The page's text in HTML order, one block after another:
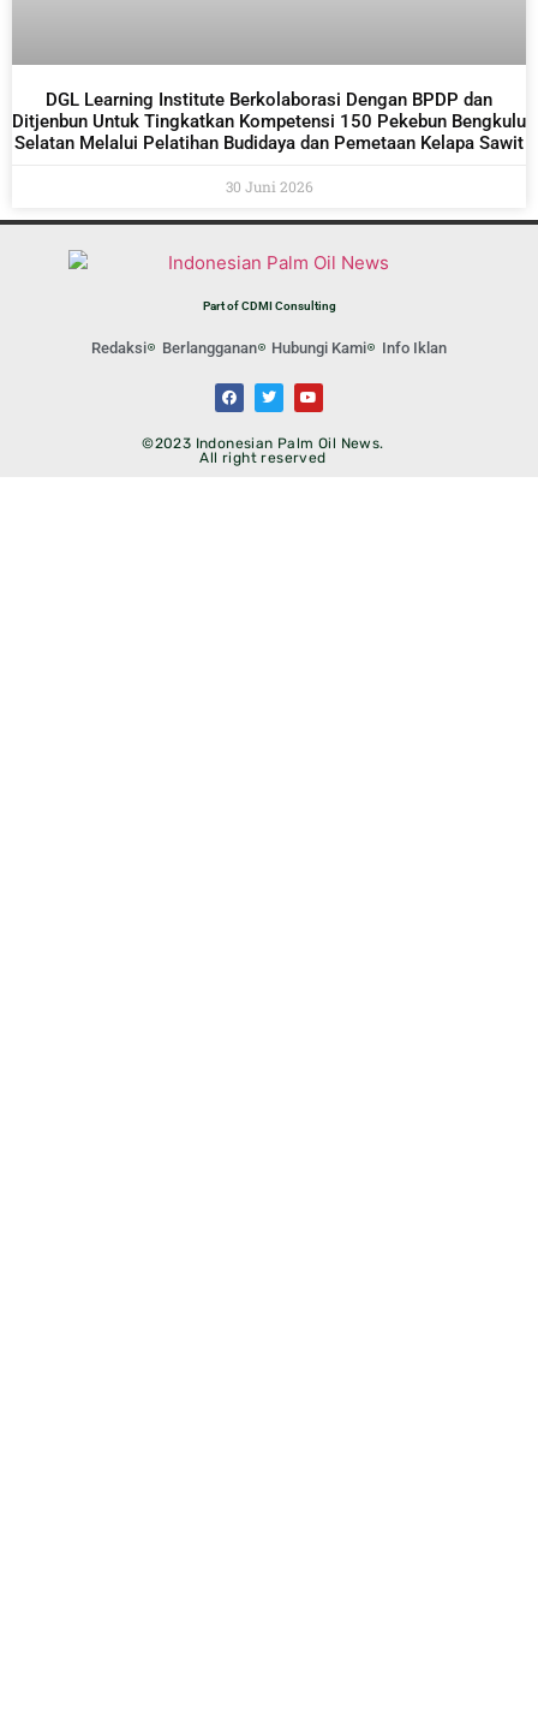
DGL Learning Institute Berkolaborasi Dengan BPDP dan
Ditjenbun Untuk Tingkatkan Kompetensi 150 Pekebun Bengkulu
Selatan Melalui Pelatihan Budidaya dan Pemetaan Kelapa Sawit
30 Juni 2026
Part of CDMI Consulting
Redaksi Berlangganan Hubungi Kami Info Iklan
©2023 Indonesian Palm Oil News.
All right reserved